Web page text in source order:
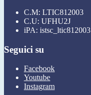
C.M: LTIC812003
C.U: UFHU2J
iPA: istsc_ltic812003
Seguici su
Facebook
Youtube
Instagram